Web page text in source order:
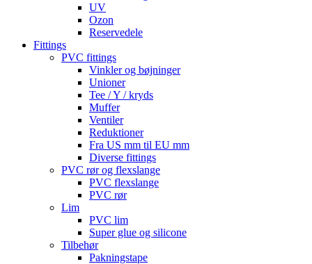
UV
Ozon
Reservedele
Fittings
PVC fittings
Vinkler og bøjninger
Unioner
Tee / Y / kryds
Muffer
Ventiler
Reduktioner
Fra US mm til EU mm
Diverse fittings
PVC rør og flexslange
PVC flexslange
PVC rør
Lim
PVC lim
Super glue og silicone
Tilbehør
Pakningstape